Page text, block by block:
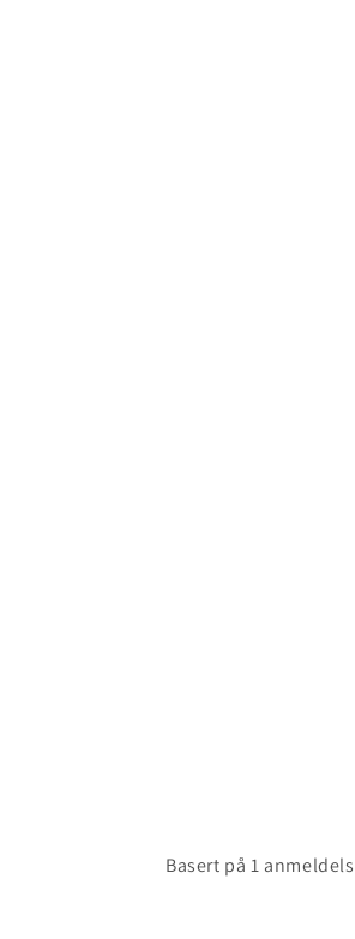
Basert på 1